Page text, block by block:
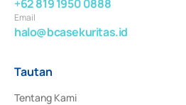
+62 819 1950 0888
Email
halo@bcasekuritas.id
Tautan
Tentang Kami